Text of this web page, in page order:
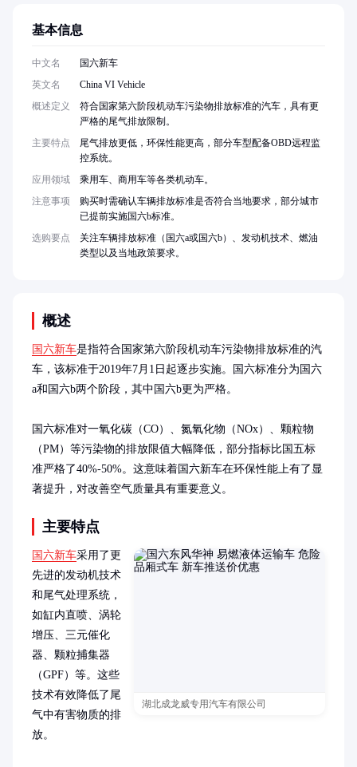
概述
国六新车是指符合国家第六阶段机动车污染物排放标准的汽
车，该标准于2019年7月1日起逐步实施。国六标准分为国六
a和国六b两个阶段，其中国六b更为严格。
国六标准对一氧化碳（CO）、氮氧化物（NOx）、颗粒物
（PM）等污染物的排放限值大幅降低，部分指标比国五标
准严格了40%-50%。这意味着国六新车在环保性能上有了显
著提升，对改善空气质量具有重要意义。
主要特点
湖北成龙威专用汽车有限公司
国六新车采用了更
先进的发动机技术
和尾气处理系统，
如缸内直喷、涡轮
增压、三元催化
器、颗粒捕集器
（GPF）等。这些
技术有效降低了尾
气中有害物质的排
放。
基本信息
中文名
国六新车
英文名
China VI Vehicle
概述定义
符合国家第六阶段机动车污染物排放标准的汽车，具有更
严格的尾气排放限制。
主要特点
尾气排放更低，环保性能更高，部分车型配备OBD远程监
控系统。
应用领域
乘用车、商用车等各类机动车。
注意事项
购买时需确认车辆排放标准是否符合当地要求，部分城市
已提前实施国六b标准。
选购要点
关注车辆排放标准（国六a或国六b）、发动机技术、燃油
类型以及当地政策要求。